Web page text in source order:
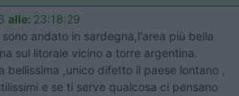
alle: 23:18:29
andato in sardegna,l'area più bella
sul litorale vicino a torre argentina.
bellissima ,unico difetto il paese lontano ,
e se ti serve qualcosa ci pensano